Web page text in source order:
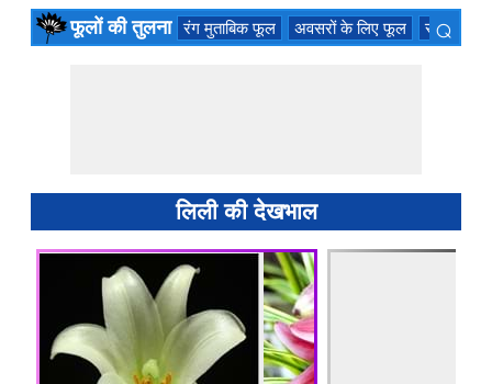
फूलों की तुलना रंग मुताबिक फूल अवसरों के लिए फूल सुगंधित
⌕
लिली की देखभाल